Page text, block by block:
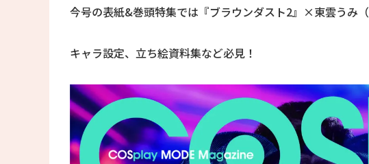
今号の表紙&巻頭特集では『ブラウンダスト2』×東雲うみ（
キャラ設定、立ち絵資料集など必見！